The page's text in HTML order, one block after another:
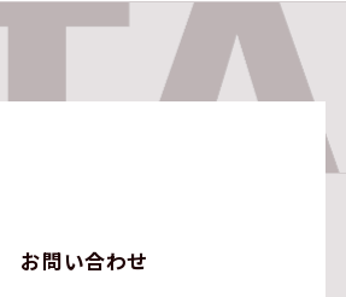
会秩序を遵守し、個人情報の適切な
管理
お問い合わせ